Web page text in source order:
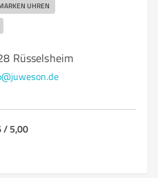
UHREN
Rüsselsheim
/ 5,00